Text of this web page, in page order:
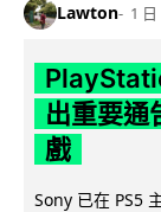
Lawton 1 日
出重要通
戲
Sony 已在 PS5